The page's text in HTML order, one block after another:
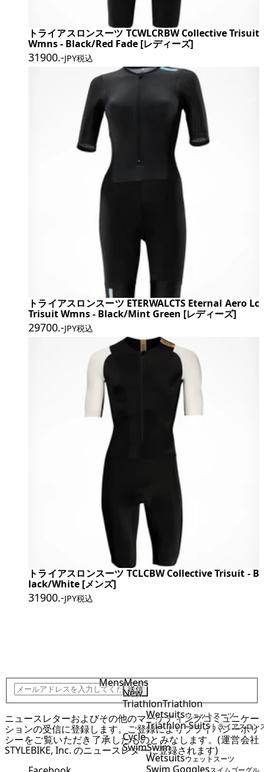
MensMens
New
TriathlonTriathlon
Wetsuitsウェットスーツ
Triathlon Suits トライアスロン
Cycle
SwimSwim
Wetsuitsウェットスーツ
Swim Gogglesスイムゴーグル
トライアスロンスーツ TCWLCRBW Collective Trisuit
Wmns - Black/Red Fade [レディーズ]
31900.-JPY税込
トライアスロンスーツ ETERWALCTS Eternal Aero Lc
Trisuit Wmns - Black/Mint Green [レディーズ]
29700.-JPY税込
トライアスロンスーツ TCLCBW Collective Trisuit - B
lack/White [メンズ]
31900.-JPY税込
送信
ニュースレターおよびその他のマーケティングコミュニケー
ションの受信に登録します。ご登録によりプライバシーポリ
シーをご覧いただき了承したものとみなします。(運営会社
STYLEBIKE, Inc. のニュースレターに登録されます)